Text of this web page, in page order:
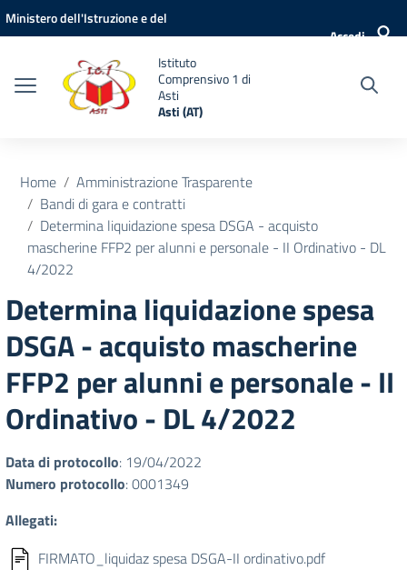
Vai ai contenuti
Vai al menu di navigazione
Vai al footer
Ministero dell'Istruzione e del
Accedi
Istituto
Comprensivo 1 di
Asti
Asti (AT)
Home
Amministrazione Trasparente
Bandi di gara e contratti
Determina liquidazione spesa DSGA - acquisto
mascherine FFP2 per alunni e personale - II Ordinativo - DL
4/2022
Determina liquidazione spesa
DSGA - acquisto mascherine
FFP2 per alunni e personale - II
Ordinativo - DL 4/2022
Data di protocollo: 19/04/2022
Numero protocollo: 0001349
Allegati:
FIRMATO_liquidaz spesa DSGA-II ordinativo.pdf